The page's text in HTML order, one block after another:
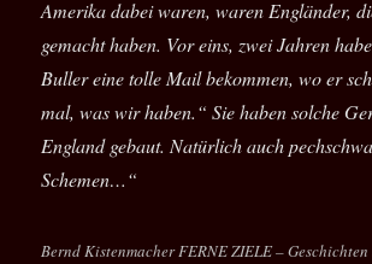
Amerika dabei waren, waren Engländer,
gemacht haben. Vor eins, zwei Jahren
Buller eine tolle Mail bekommen, wo er
mal, was wir haben.“ Sie haben solche
England gebaut. Natürlich auch
Schemen…“
Bernd Kistenmacher FERNE ZIELE –